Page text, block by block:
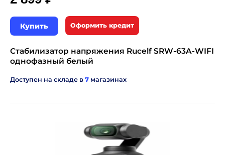
Купить Оформить кредит
Стабилизатор напряжения Rucelf SRW-63A-WIFI
однофазный белый
Доступен на складе в 7 магазинах